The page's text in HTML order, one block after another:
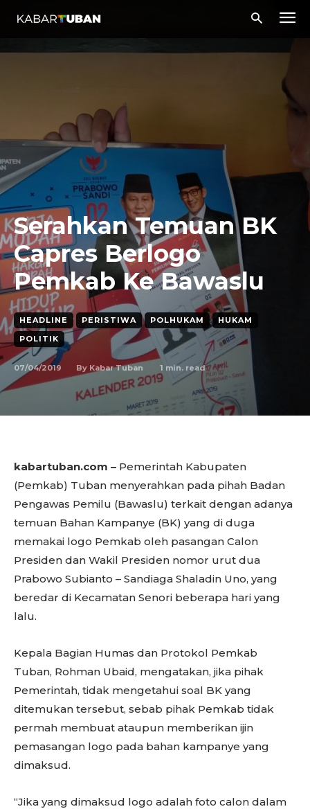
Serahkan Temuan BK
Capres Berlogo
Pemkab Ke Bawaslu
HEADLINE PERISTIWA POLHUKAM
HUKAM
POLITIK
07/04/2019 By Kabar Tuban 1 min. read
kabartuban.com – Pemerintah Kabupaten
(Pemkab) Tuban menyerahkan pada pihah Badan
Pengawas Pemilu (Bawaslu) terkait dengan adanya
temuan Bahan Kampanye (BK) yang di duga
memakai logo Pemkab oleh pasangan Calon
Presiden dan Wakil Presiden nomor urut dua
Prabowo Subianto – Sandiaga Shaladin Uno, yang
beredar di Kecamatan Senori beberapa hari yang
lalu.
Kepala Bagian Humas dan Protokol Pemkab
Tuban, Rohman Ubaid, mengatakan, jika pihak
Pemerintah, tidak mengetahui soal BK yang
ditemukan tersebut, sebab pihak Pemkab tidak
permah membuat ataupun memberikan ijin
pemasangan logo pada bahan kampanye yang
dimaksud.
“Jika yang dimaksud logo adalah foto calon dalam